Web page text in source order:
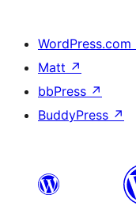
WordPress.com
Matt ↗
bbPress ↗
BuddyPress ↗